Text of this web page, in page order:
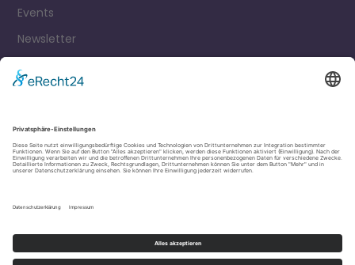
Events
Newsletter
Impressum
Datenschutz